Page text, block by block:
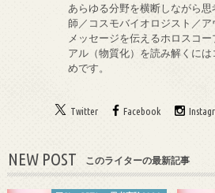
あらゆる分野を横断しながら
師／コスモバイオロジスト／
メッセージを伝えるホロスコ
アル（物質化）を読み解くに
めです。
Twitter Facebook
NEW POST このライターの最新記事